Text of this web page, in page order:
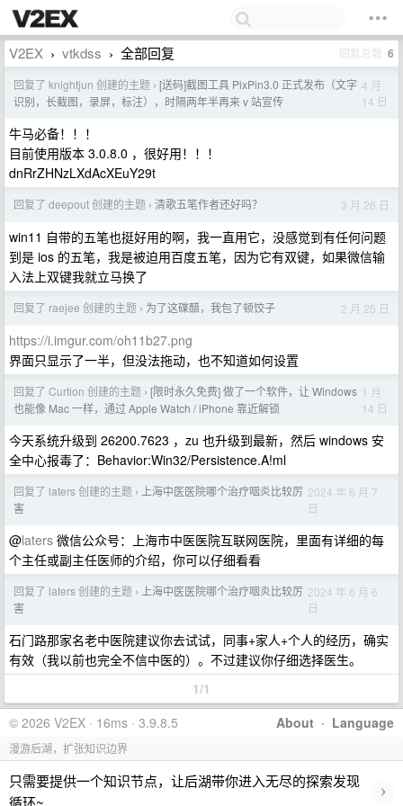
V2EX › vtkdss › 全部回复 回复总数 6
回复了 knightjun 创建的主题 › [送码]截图工具 PixPin3.0 正式发布（文字
识别，长截图，录屏，标注），时隔两年半再来 v 站宣传
4 月
14 日
牛马必备！！！
目前使用版本 3.0.8.0 ，很好用！！！
dnRrZHNzLXdAcXEuY29t
回复了 deepout 创建的主题 › 清歌五笔作者还好吗？ 3 月 26 日
win11 自带的五笔也挺好用的啊，我一直用它，没感觉到有任何问题
到是 ios 的五笔，我是被迫用百度五笔，因为它有双键，如果微信输
入法上双键我就立马换了
回复了 raejee 创建的主题 › 为了这碟醋，我包了顿饺子 2 月 25 日
https://i.imgur.com/oh11b27.png
界面只显示了一半，但没法拖动，也不知道如何设置
回复了 Curtion 创建的主题 › [限时永久免费] 做了一个软件，让 Windows
也能像 Mac 一样，通过 Apple Watch / iPhone 靠近解锁
1 月
14 日
今天系统升级到 26200.7623 ，zu 也升级到最新，然后 windows 安
全中心报毒了：Behavior:Win32/Persistence.A!ml
回复了 laters 创建的主题 ›
上海中医医院哪个治疗咽炎比较厉
害
2024 年 6 月 7
日
@laters 微信公众号：上海市中医医院互联网医院，里面有详细的每
个主任或副主任医师的介绍，你可以仔细看看
回复了 laters 创建的主题 ›
上海中医医院哪个治疗咽炎比较厉
害
2024 年 6 月 6
日
石门路那家名老中医院建议你去试试，同事+家人+个人的经历，确实
有效（我以前也完全不信中医的）。不过建议你仔细选择医生。
1/1
About · Language
© 2026 V2EX · 16ms · 3.9.8.5
漫游后湖，扩张知识边界
只需要提供一个知识节点，让后湖带你进入无尽的探索发现
循环~
›